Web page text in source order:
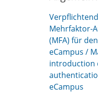
Mehrfaktor-
(MFA) für
eCampus /
introduction
eCampus